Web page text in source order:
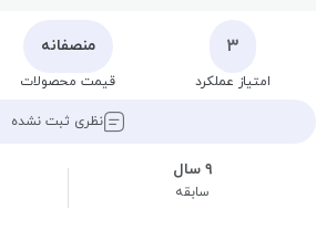
۳
امتیاز عملکرد
منصفانه
قیمت محصولات
نظری ثبت نشده
۹ سال
سابقه